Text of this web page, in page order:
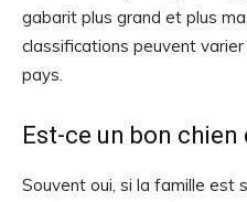
gabarit plus grand et plus
classifications peuvent
pays.
Est-ce un bon
Souvent oui, si la famille est